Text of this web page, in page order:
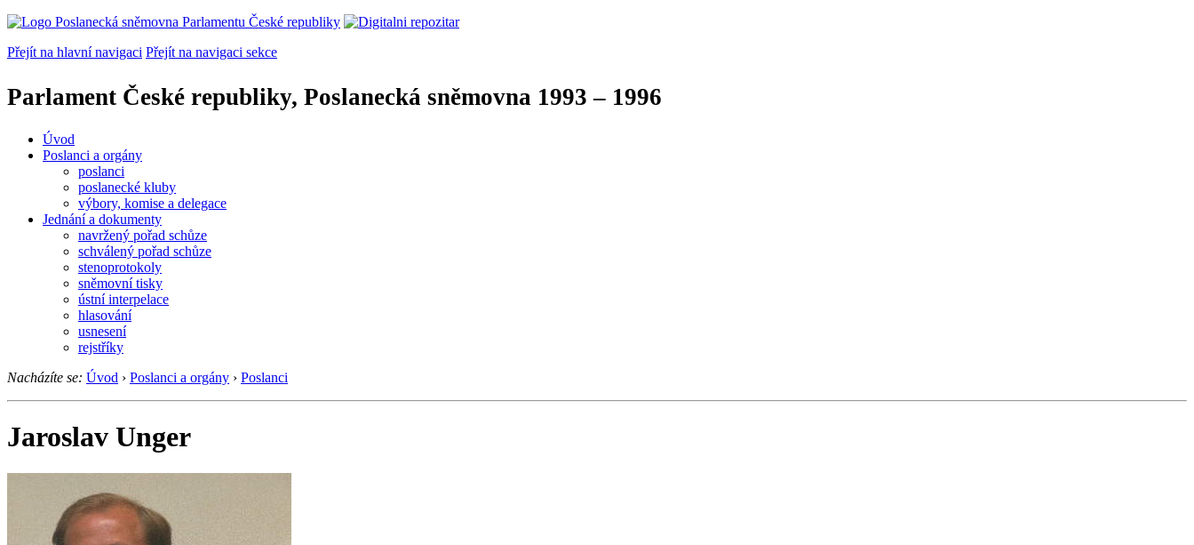
Přejít na hlavní navigaci Přejít na navigaci sekce
Parlament České republiky, Poslanecká sněmovna 1993 – 1996
Úvod
Poslanci a orgány
poslanci
poslanecké kluby
výbory, komise a delegace
Jednání a dokumenty
navržený pořad schůze
schválený pořad schůze
stenoprotokoly
sněmovní tisky
ústní interpelace
hlasování
usnesení
rejstříky
Nacházíte se: Úvod › Poslanci a orgány › Poslanci
Jaroslav Unger